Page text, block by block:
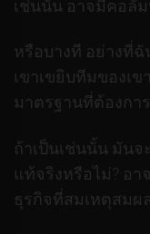
เช่นนั้น อาจมีคอลั
หรือบางที อย่างที่
เขาเขยิบทีมของเ
มาตรฐานที่ต้องกา
ถ้าเป็นเช่นนั้น มัน
แท้จริงหรือไม่? อ
ธุรกิจที่สมเหตุสมผ